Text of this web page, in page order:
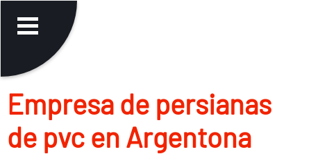
Empresa de persianas
de pvc en Argentona